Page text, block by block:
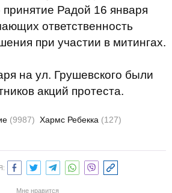
принятие Радой 16 января
ответственность
при участии в митингах.
на ул. Грушевского были
акций протеста.
(9987) Хармс Ребекка (127)
Мне нравится